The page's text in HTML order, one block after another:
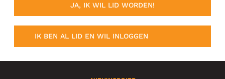
JA, IK WIL LID WORDEN!
IK BEN AL LID EN WIL INLOGGEN